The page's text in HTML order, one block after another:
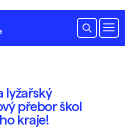
lyžařský
přebor škol
kraje!